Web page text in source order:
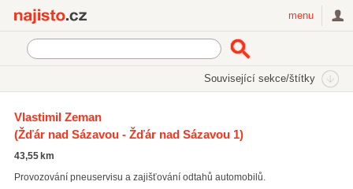
menu
Související sekce/štítky
prodej pneumatik(437)
letní pneumatiky
zimní pneumatiky
Vlastimil Zeman
(Žďár nad Sázavou - Žďár nad Sázavou 1)
43,55 km
Provozování pneuservisu a zajišťování odtahů automobilů.